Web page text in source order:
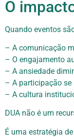
O
Quando eventos
– A comunicação
– O engajamento
– A ansiedade
– A participação se
– A cultura
DUA não é um
É uma estratégia